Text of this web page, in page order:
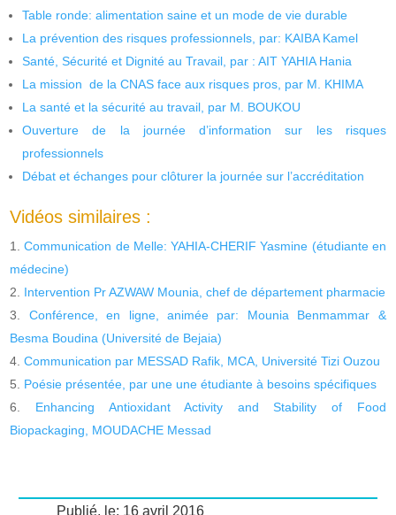
Table ronde: alimentation saine et un mode de vie durable
La prévention des risques professionnels, par: KAIBA Kamel
Santé, Sécurité et Dignité au Travail, par : AIT YAHIA Hania
La mission de la CNAS face aux risques pros, par M. KHIMA
La santé et la sécurité au travail, par M. BOUKOU
Ouverture de la journée d’information sur les risques
professionnels
Débat et échanges pour clôturer la journée sur l’accréditation
Vidéos similaires :
Communication de Melle: YAHIA-CHERIF Yasmine (étudiante en
médecine)
Intervention Pr AZWAW Mounia, chef de département pharmacie
Conférence, en ligne, animée par: Mounia Benmammar &
Besma Boudina (Université de Bejaia)
Communication par MESSAD Rafik, MCA, Université Tizi Ouzou
Poésie présentée, par une une étudiante à besoins spécifiques
Enhancing Antioxidant Activity and Stability of Food
Biopackaging, MOUDACHE Messad
Publié, le: 16 avril 2016